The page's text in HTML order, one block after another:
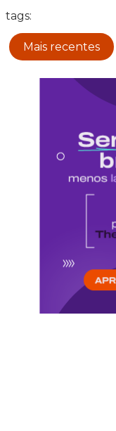
tags:
Mais recentes